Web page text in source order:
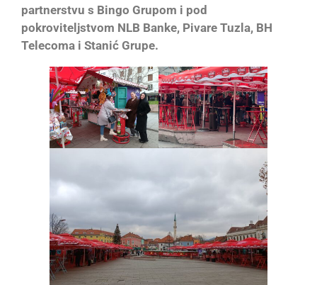
partnerstvu s Bingo Grupom i pod
pokroviteljstvom NLB Banke, Pivare Tuzla, BH
Telecoma i Stanić Grupe.